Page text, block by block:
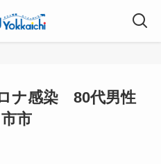
ナ感染 80代男性
市